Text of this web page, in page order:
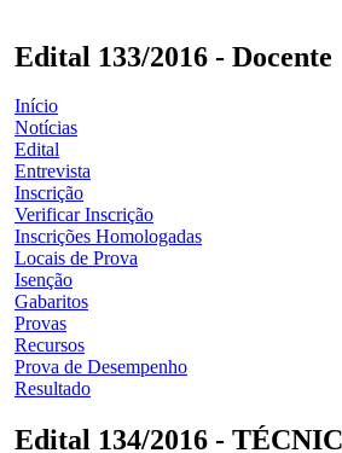
Edital 133/2016 - Docente
Início
Notícias
Edital
Entrevista
Inscrição
Verificar Inscrição
Inscrições Homologadas
Locais de Prova
Isenção
Gabaritos
Provas
Recursos
Prova de Desempenho
Resultado
Edital 134/2016 -